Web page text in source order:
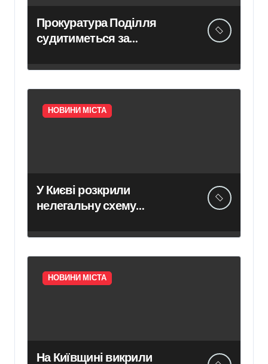
Києві
Прокуратура Поділля
судитиметься за
власності на фіктивну
будівлю в центрі Києва
НОВИНИ МІСТА
У Києві розкрили
нелегальну схему
для іноземних замовників:
двійня загинула через
передчасні пологи
НОВИНИ МІСТА
На Київщині викрили